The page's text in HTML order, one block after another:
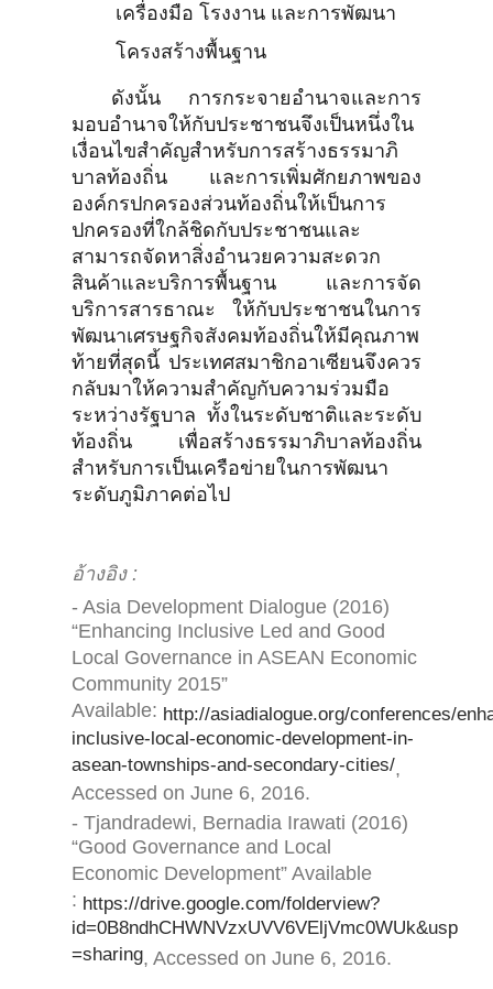
เครื่องมือ โรงงาน และการพัฒนา
โครงสร้างพื้นฐาน
ดังนั้น การกระจายอำนาจและการ
มอบอำนาจให้กับประชาชนจึงเป็นหนึ่งใน
เงื่อนไขสำคัญสำหรับการสร้างธรรมาภิ
บาลท้องถิ่น และการเพิ่มศักยภาพของ
องค์กรปกครองส่วนท้องถิ่นให้เป็นการ
ปกครองที่ใกล้ชิดกับประชาชนและ
สามารถจัดหาสิ่งอำนวยความสะดวก
สินค้าและบริการพื้นฐาน และการจัด
บริการสารธาณะ ให้กับประชาชนในการ
พัฒนาเศรษฐกิจสังคมท้องถิ่นให้มีคุณภาพ
ท้ายที่สุดนี้ ประเทศสมาชิกอาเซียนจึงควร
กลับมาให้ความสำคัญกับความร่วมมือ
ระหว่างรัฐบาล ทั้งในระดับชาติและระดับ
ท้องถิ่น เพื่อสร้างธรรมาภิบาลท้องถิ่น
สำหรับการเป็นเครือข่ายในการพัฒนา
ระดับภูมิภาคต่อไป
อ้างอิง :
- Asia Development Dialogue (2016)
“Enhancing Inclusive Led and Good
Local Governance in ASEAN Economic
Community 2015”
Available: http://asiadialogue.org/conferences/
inclusive-local-economic-development-in-
asean-townships-and-secondary-cities/,
Accessed on June 6, 2016.
- Tjandradewi, Bernadia Irawati (2016)
“Good Governance and Local
Economic Development” Available
: https://drive.google.com/folderview?
id=0B8ndhCHWNVzxUVV6VEljVmc0WUk&usp
=sharing, Accessed on June 6, 2016.